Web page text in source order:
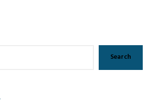
Search